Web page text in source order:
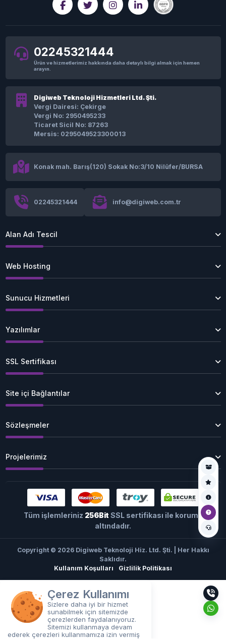
02245321444
Ürün ve hizmetlerimiz hakkında daha detaylı bilgi almak için hemen
arayın.
Digiweb Teknoloji Hizmetleri Ltd. Şti.
Vergi Dairesi: Çekirge
Vergi No: 2950495233
Ticaret Sicil No: 87263
Mersis: 0295049523300013
Konak mah. Barış(120) Sokak No:3/10 Nilüfer/BURSA
02245321444 info@digiweb.com.tr
Alan Adı Tescil
Web Hosting
Sunucu Hizmetleri
Yazılımlar
SSL Sertifikası
Site içi Bağlantılar
Sözleşmeler
Projelerimiz
Tüm işlemleriniz 256Bit SSL sertifikası ile koruma
altındadır.
Copyright © 2026 Digiweb Teknoloji Hiz. Ltd. Şti. | Her Hakkı
Saklıdır.
Kullanım Koşulları
Gizlilik Politikası
Çerez Kullanımı
Sizlere daha iyi bir hizmet
sunabilmek için sitemizde
çerezlerden faydalanıyoruz.
Sitemizi kullanmaya devam
ederek çerezleri kullanmamıza izin vermiş